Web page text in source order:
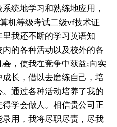
统地学习和熟练地应用，
机等级考试二级vf技术证
我还不断的学习英语知
的各种活动以及校外的各
，使我在竞争中获益;向实
长，借以去磨练自己，培
通过各种活动培养了我的
学会做人。相信贵公司正
用，我将尽职尽责，尽我